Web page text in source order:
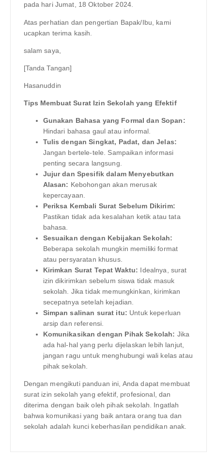
pada hari Jumat, 18 Oktober 2024.
Atas perhatian dan pengertian Bapak/Ibu, kami
ucapkan terima kasih.
salam saya,
[Tanda Tangan]
Hasanuddin
Tips Membuat Surat Izin Sekolah yang Efektif
Gunakan Bahasa yang Formal dan Sopan:
Hindari bahasa gaul atau informal.
Tulis dengan Singkat, Padat, dan Jelas:
Jangan bertele-tele. Sampaikan informasi
penting secara langsung.
Jujur dan Spesifik dalam Menyebutkan
Alasan: Kebohongan akan merusak
kepercayaan.
Periksa Kembali Surat Sebelum Dikirim:
Pastikan tidak ada kesalahan ketik atau tata
bahasa.
Sesuaikan dengan Kebijakan Sekolah:
Beberapa sekolah mungkin memiliki format
atau persyaratan khusus.
Kirimkan Surat Tepat Waktu: Idealnya, surat
izin dikirimkan sebelum siswa tidak masuk
sekolah. Jika tidak memungkinkan, kirimkan
secepatnya setelah kejadian.
Simpan salinan surat itu: Untuk keperluan
arsip dan referensi.
Komunikasikan dengan Pihak Sekolah: Jika
ada hal-hal yang perlu dijelaskan lebih lanjut,
jangan ragu untuk menghubungi wali kelas atau
pihak sekolah.
Dengan mengikuti panduan ini, Anda dapat membuat
surat izin sekolah yang efektif, profesional, dan
diterima dengan baik oleh pihak sekolah. Ingatlah
bahwa komunikasi yang baik antara orang tua dan
sekolah adalah kunci keberhasilan pendidikan anak.